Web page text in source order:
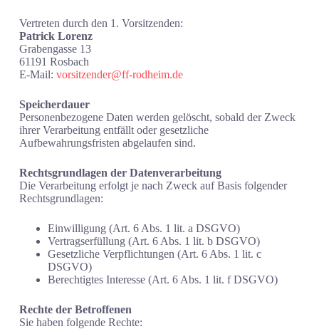
Vertreten durch den 1. Vorsitzenden:
Patrick Lorenz
Grabengasse 13
61191 Rosbach
E-Mail: vorsitzender@ff-rodheim.de
Speicherdauer
Personenbezogene Daten werden gelöscht, sobald der Zweck
ihrer Verarbeitung entfällt oder gesetzliche
Aufbewahrungsfristen abgelaufen sind.
Rechtsgrundlagen der Datenverarbeitung
Die Verarbeitung erfolgt je nach Zweck auf Basis folgender
Rechtsgrundlagen:
Einwilligung (Art. 6 Abs. 1 lit. a DSGVO)
Vertragserfüllung (Art. 6 Abs. 1 lit. b DSGVO)
Gesetzliche Verpflichtungen (Art. 6 Abs. 1 lit. c
DSGVO)
Berechtigtes Interesse (Art. 6 Abs. 1 lit. f DSGVO)
Rechte der Betroffenen
Sie haben folgende Rechte: